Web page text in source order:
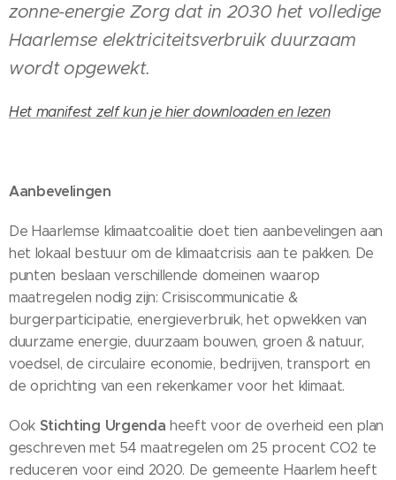
zonne-energie Zorg dat in 2030het volledige
Haarlemse elektriciteitsverbruik duurzaam
wordt opgewekt.
Het manifest zelf kun je hier downloaden en lezen
Aanbevelingen
De Haarlemse klimaatcoalitie doet tien aanbevelingen aan
het lokaal bestuur om de klimaatcrisis aan te pakken. De
punten beslaan verschillende domeinen waarop
maatregelen nodig zijn: Crisiscommunicatie &
burgerparticipatie, energieverbruik, het opwekken van
duurzame energie, duurzaam bouwen, groen & natuur,
voedsel, de circulaire economie, bedrijven, transport en
de oprichting van een rekenkamer voor het klimaat.
Ook Stichting Urgenda heeft voor de overheid een plan
geschreven met 54 maatregelen om 25 procent CO2 te
reduceren voor eind 2020. De gemeente Haarlem heeft